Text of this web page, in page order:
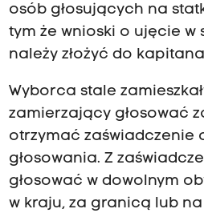
osób głosujących na
tym że wnioski o ujęcie w
należy złożyć do
Wyborca stale
zamierzający głosować
otrzymać zaświadczenie
głosowania. Z
głosować w dowolnym
w kraju, za granicą lub